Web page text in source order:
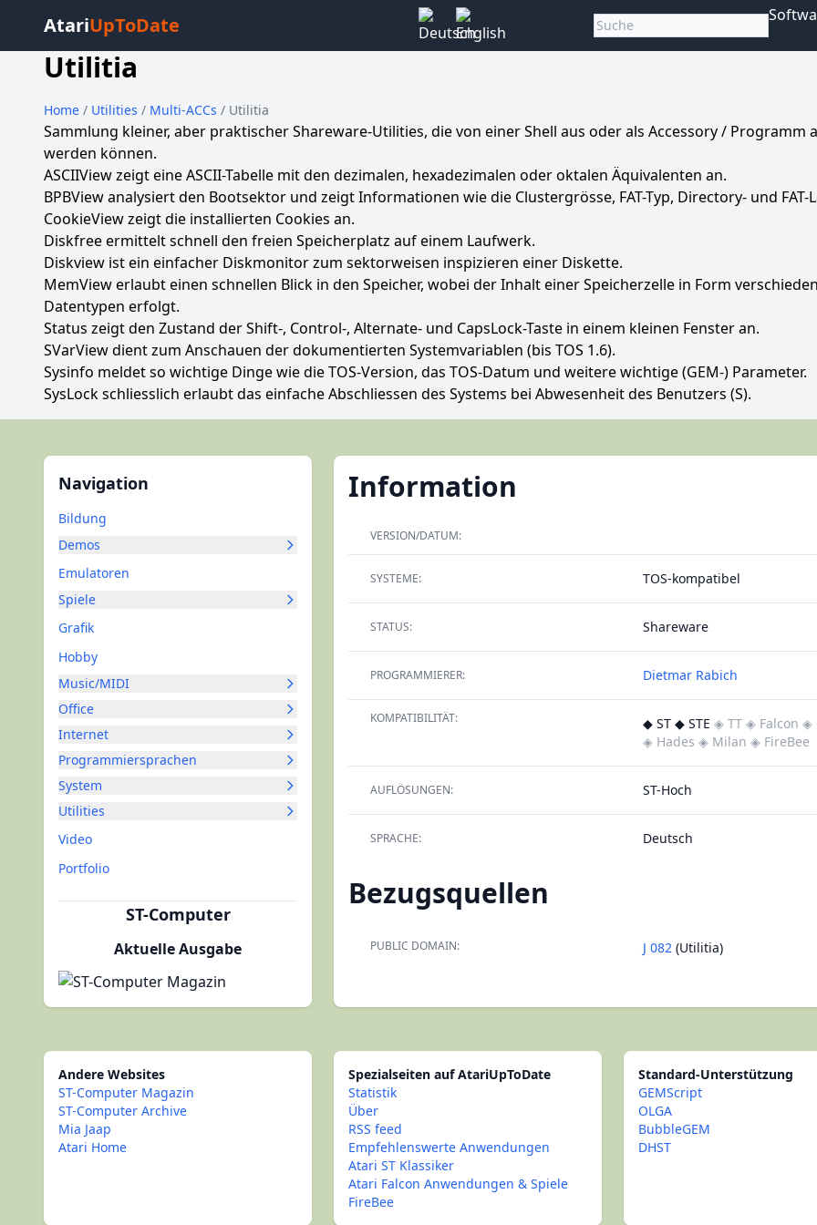
AtariUpToDate
Utilitia
Home / Utilities / Multi-ACCs / Utilitia
Sammlung kleiner, aber praktischer Shareware-Utilities, die von einer Shell aus oder als Accessory / Programm
werden können.
ASCIIView zeigt eine ASCII-Tabelle mit den dezimalen, hexadezimalen oder oktalen Äquivalenten an.
BPBView analysiert den Bootsektor und zeigt Informationen wie die Clustergrösse, FAT-Typ, Directory- und FAT-
CookieView zeigt die installierten Cookies an.
Diskfree ermittelt schnell den freien Speicherplatz auf einem Laufwerk.
Diskview ist ein einfacher Diskmonitor zum sektorweisen inspizieren einer Diskette.
MemView erlaubt einen schnellen Blick in den Speicher, wobei der Inhalt einer Speicherzelle in Form
Datentypen erfolgt.
Status zeigt den Zustand der Shift-, Control-, Alternate- und CapsLock-Taste in einem kleinen Fenster an.
SVarView dient zum Anschauen der dokumentierten Systemvariablen (bis TOS 1.6).
Sysinfo meldet so wichtige Dinge wie die TOS-Version, das TOS-Datum und weitere wichtige (GEM-) Parameter.
SysLock schliesslich erlaubt das einfache Abschliessen des Systems bei Abwesenheit des Benutzers (S).
Navigation
Bildung
Demos
Emulatoren
Spiele
Grafik
Hobby
Music/MIDI
Office
Internet
Programmiersprachen
System
Utilities
Video
Portfolio
ST-Computer
Aktuelle Ausgabe
Information
VERSION/DATUM:
SYSTEME: TOS-kompatibel
STATUS: Shareware
PROGRAMMIERER: Dietmar Rabich
KOMPATIBILITÄT: ◆ ST ◆ STE ◈ TT ◈ Falcon ◈
◈ Hades ◈ Milan ◈ FireBee
AUFLÖSUNGEN: ST-Hoch
SPRACHE: Deutsch
Bezugsquellen
PUBLIC DOMAIN: J 082 (Utilitia)
Andere Websites
ST-Computer Magazin
ST-Computer Archive
Mia Jaap
Atari Home
Spezialseiten auf AtariUpToDate
Statistik
Über
RSS feed
Empfehlenswerte Anwendungen
Atari ST Klassiker
Atari Falcon Anwendungen & Spiele
FireBee
Standard-Unterstützung
GEMScript
OLGA
BubbleGEM
DHST